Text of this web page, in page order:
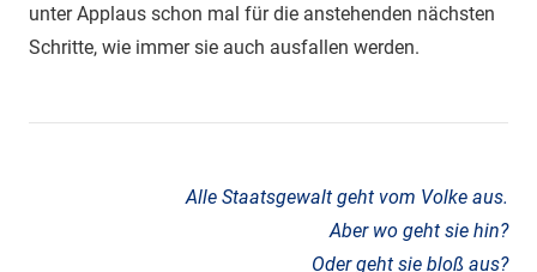
unter Applaus schon mal für die anstehenden nächsten
Schritte, wie immer sie auch ausfallen werden.
Alle Staatsgewalt geht vom Volke aus.
Aber wo geht sie hin?
Oder geht sie bloß aus?